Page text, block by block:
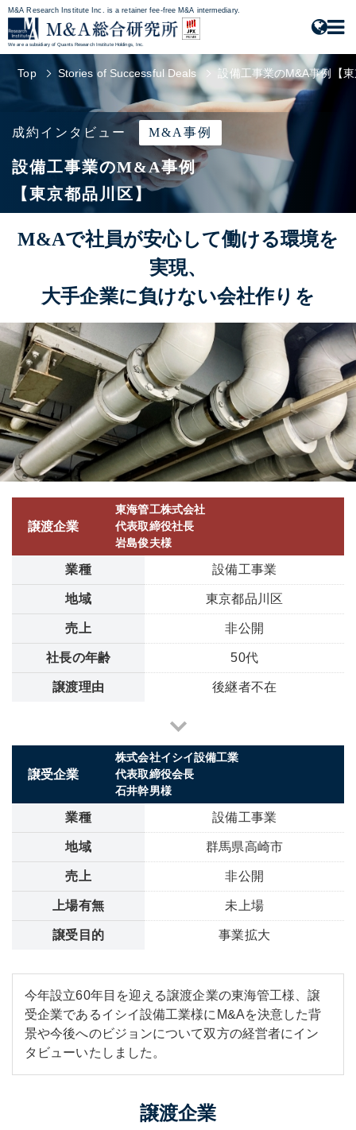
M&A Research Institute Inc. is a retainer fee-free M&A intermediary.
We are a subsidiary of Quants Research Institute Holdings, Inc.
Top Stories of Successful Deals 設備工事業のM&A事例【
成約インタビュー M&A事例
設備工事業のM&A事例
【東京都品川区】
M&Aで社員が安心して働ける環境を
実現、
大手企業に負けない会社作りを
譲渡企業
東海管工株式会社
代表取締役社長
岩島俊夫様
業種 設備工事業
地域 東京都品川区
売上 非公開
社長の年齢 50代
譲渡理由 後継者不在
譲受企業
株式会社イシイ設備工業
代表取締役会長
石井幹男様
業種 設備工事業
地域 群馬県高崎市
売上 非公開
上場有無 未上場
譲受目的 事業拡大
今年設立60年目を迎える譲渡企業の東海管工様、譲
受企業であるイシイ設備工業様にM&Aを決意した背
景や今後へのビジョンについて双方の経営者にイン
タビューいたしました。
譲渡企業